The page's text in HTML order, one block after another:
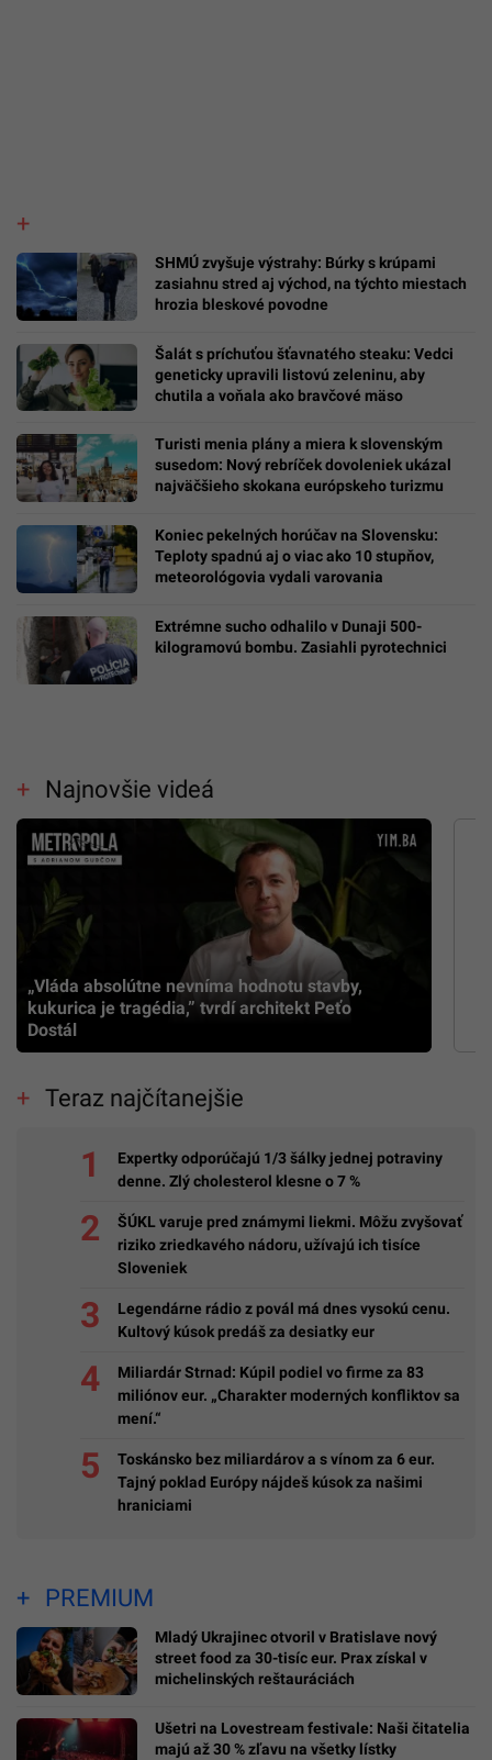
SHMÚ zvyšuje výstrahy: Búrky s krúpami
zasiahnu stred aj východ, na týchto miestach
hrozia bleskové povodne
Šalát s príchuťou šťavnatého steaku: Vedci
geneticky upravili listovú zeleninu, aby
chutila a voňala ako bravčové mäso
Turisti menia plány a miera k slovenským
susedom: Nový rebríček dovoleniek ukázal
najväčšieho skokana európskeho turizmu
Koniec pekelných horúčav na Slovensku:
Teploty spadnú aj o viac ako 10 stupňov,
meteorológovia vydali varovania
Extrémne sucho odhalilo v Dunaji 500-
kilogramovú bombu. Zasiahli pyrotechnici
Najnovšie videá
„Vláda absolútne nevníma hodnotu stavby,
kukurica je tragédia,” tvrdí architekt Peťo
Dostál
Teraz najčítanejšie
Expertky odporúčajú 1/3 šálky jednej potraviny
denne. Zlý cholesterol klesne o 7 %
ŠÚKL varuje pred známymi liekmi. Môžu zvyšovať
riziko zriedkavého nádoru, užívajú ich tisíce
Sloveniek
Legendárne rádio z povál má dnes vysokú cenu.
Kultový kúsok predáš za desiatky eur
Miliardár Strnad: Kúpil podiel vo firme za 83
miliónov eur. „Charakter moderných konfliktov sa
mení.“
Toskánsko bez miliardárov a s vínom za 6 eur.
Tajný poklad Európy nájdeš kúsok za našimi
hraniciami
PREMIUM
Mladý Ukrajinec otvoril v Bratislave nový
street food za 30-tisíc eur. Prax získal v
michelinských reštauráciách
Ušetri na Lovestream festivale: Naši čitatelia
majú až 30 % zľavu na všetky lístky